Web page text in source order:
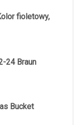
fioletowy,
24 Braun
Bucket